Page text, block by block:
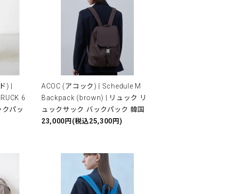
) |
6
パッ
ACOC (アコック) | Schedule M
Backpack (brown) | リュック リ
ュックサック バックパック 韓国
23,000円(税込25,300円)